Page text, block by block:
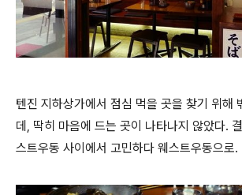
텐진 지하상가에서 점심 먹을 곳을 찾기 위해
데, 딱히 마음에 드는 곳이 나타나지 않았다.
스트우동 사이에서 고민하다 웨스트우동으로.